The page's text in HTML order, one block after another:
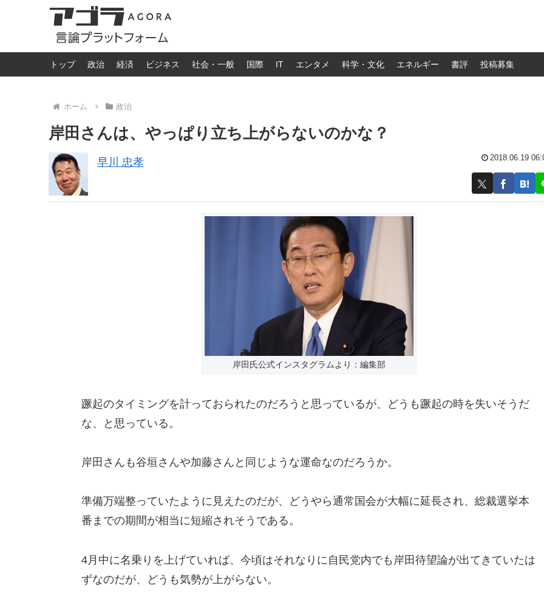
トップ 政治 経済 ビジネス 社会・一般 国際 IT エンタメ 科学・文化 エネルギー 書評 投稿募集
ホーム 政治
岸田さんは、やっぱり立ち上がらないのかな？
早川 忠孝 2018.06.19
岸田氏公式インスタグラムより：編集部
蹶起のタイミングを計っておられたのだろうと思っているが、どうも蹶起の時を失いそうだ
な、と思っている。
岸田さんも谷垣さんや加藤さんと同じような運命なのだろうか。
準備万端整っていたように見えたのだが、どうやら通常国会が大幅に延長され、総裁選挙本
番までの期間が相当に短縮されそうである。
4月中に名乗りを上げていれば、今頃はそれなりに自民党内でも岸田待望論が出てきていたは
ずなのだが、どうも気勢が上がらない。